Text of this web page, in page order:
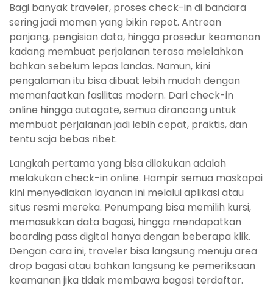
Bagi banyak traveler, proses check-in di bandara
sering jadi momen yang bikin repot. Antrean
panjang, pengisian data, hingga prosedur keamanan
kadang membuat perjalanan terasa melelahkan
bahkan sebelum lepas landas. Namun, kini
pengalaman itu bisa dibuat lebih mudah dengan
memanfaatkan fasilitas modern. Dari check-in
online hingga autogate, semua dirancang untuk
membuat perjalanan jadi lebih cepat, praktis, dan
tentu saja bebas ribet.
Langkah pertama yang bisa dilakukan adalah
melakukan check-in online. Hampir semua maskapai
kini menyediakan layanan ini melalui aplikasi atau
situs resmi mereka. Penumpang bisa memilih kursi,
memasukkan data bagasi, hingga mendapatkan
boarding pass digital hanya dengan beberapa klik.
Dengan cara ini, traveler bisa langsung menuju area
drop bagasi atau bahkan langsung ke pemeriksaan
keamanan jika tidak membawa bagasi terdaftar.